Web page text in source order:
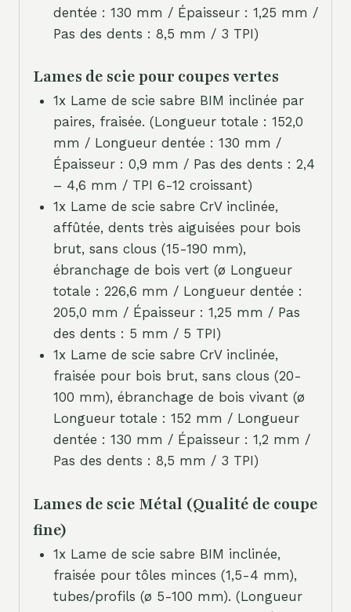
dentée : 130 mm / Épaisseur : 1,25 mm /
Pas des dents : 8,5 mm / 3 TPI)
Lames de scie pour coupes vertes
1x Lame de scie sabre BIM inclinée par
paires, fraisée. (Longueur totale : 152,0
mm / Longueur dentée : 130 mm /
Épaisseur : 0,9 mm / Pas des dents : 2,4
– 4,6 mm / TPI 6-12 croissant)
1x Lame de scie sabre CrV inclinée,
affûtée, dents très aiguisées pour bois
brut, sans clous (15-190 mm),
ébranchage de bois vert (ø Longueur
totale : 226,6 mm / Longueur dentée :
205,0 mm / Épaisseur : 1,25 mm / Pas
des dents : 5 mm / 5 TPI)
1x Lame de scie sabre CrV inclinée,
fraisée pour bois brut, sans clous (20-
100 mm), ébranchage de bois vivant (ø
Longueur totale : 152 mm / Longueur
dentée : 130 mm / Épaisseur : 1,2 mm /
Pas des dents : 8,5 mm / 3 TPI)
Lames de scie Métal (Qualité de coupe
fine)
1x Lame de scie sabre BIM inclinée,
fraisée pour tôles minces (1,5-4 mm),
tubes/profils (ø 5-100 mm). (Longueur